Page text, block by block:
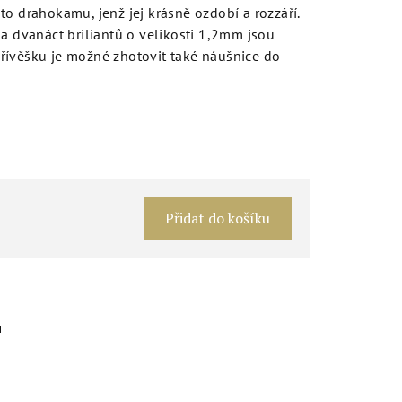
drahokamu, jenž jej krásně ozdobí a rozzáří.
dvanáct briliantů o velikosti 1,2mm jsou
je možné zhotovit také náušnice do
Přidat do košíku